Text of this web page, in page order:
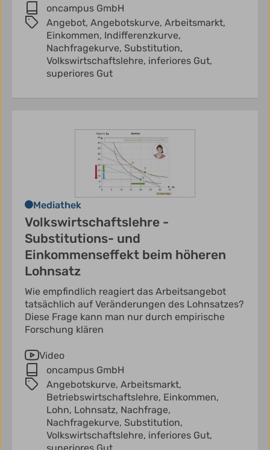
oncampus GmbH
Angebot, Angebotskurve, Arbeitsmarkt,
Einkommen, Indifferenzkurve,
Nachfragekurve, Substitution,
Volkswirtschaftslehre, inferiores Gut,
superiores Gut
Mediathek
Volkswirtschaftslehre -
Substitutions- und
Einkommenseffekt beim höheren
Lohnsatz
Wie empfindlich reagiert das Arbeitsangebot
tatsächlich auf Veränderungen des Lohnsatzes?
Diese Frage kann man nur durch empirische
Forschung klären
Video
oncampus GmbH
Angebotskurve, Arbeitsmarkt,
Betriebswirtschaftslehre, Einkommen,
Lohn, Lohnsatz, Nachfrage,
Nachfragekurve, Substitution,
Volkswirtschaftslehre, inferiores Gut,